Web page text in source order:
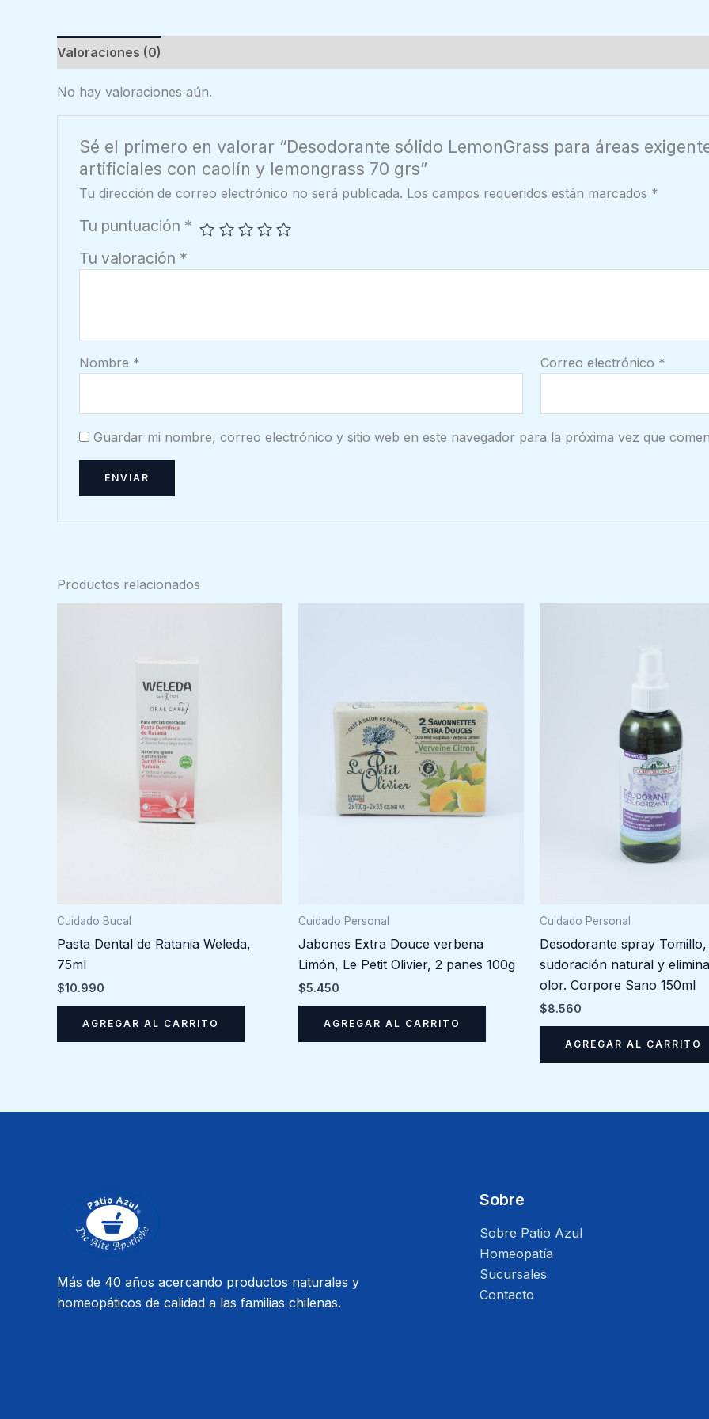
con
y
cantidad
Valoraciones (0)
No hay valoraciones aún.
Sé el primero en valorar “Desodorante sólido LemonGrass para áreas
artificiales con caolín y lemongrass 70 grs”
Tu dirección de correo electrónico no será publicada. Los campos requeridos están marcados *
Tu puntuación *
Tu valoración *
Nombre * Correo electrónico *
Guardar mi nombre, correo electrónico y sitio web en este navegador para la próxima vez que
Productos relacionados
Cuidado Bucal
Pasta Dental de Ratania Weleda,
75ml
$10.990
AGREGAR AL CARRITO
Cuidado Personal
Jabones Extra Douce verbena
Limón, Le Petit Olivier, 2 panes 100g
$5.450
AGREGAR AL CARRITO
Cuidado Personal
Desodorante spray
sudoración natural y
olor. Corpore Sano 150ml
$8.560
AGREGAR AL CARRITO
Más de 40 años acercando productos naturales y
homeopáticos de calidad a las familias chilenas.
Sobre
Sobre Patio Azul
Homeopatía
Sucursales
Contacto